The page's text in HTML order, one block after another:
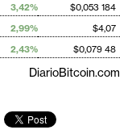
3,42%
$0,053 184
2,99%
$4,07
2,43% $0,079 48
DiarioBitcoin.com